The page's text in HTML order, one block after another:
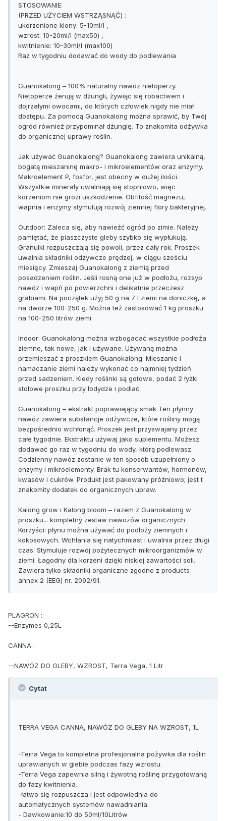
STOSOWANIE:
(PRZED UŻYCIEM WSTRZĄSNĄĆ) :
ukorzenione klony: 5-10ml/l ,
wzrost: 10-20ml/l (max50) ,
kwitnienie: 10-30ml/l (max100)
Raz w tygodniu dodawać do wody do podlewania
Guanokalong – 100% naturalny nawóz nietoperzy.
Nietoperze żerują w dżungli, żywiąc się robactwem i
dojrzałymi owocami, do których człowiek nigdy nie miał
dostępu. Za pomocą Guanokalong można sprawić, by Twój
ogród również przypominał dżunglę. To znakomita odżywka
do organicznej uprawy roślin.
Jak używać Guanokalong? Guanokalong zawiera unikalną,
bogatą mieszaninę makro- i mikroelementów oraz enzymy.
Makroelement P, fosfor, jest obecny w dużej ilości.
Wszystkie minerały uwalniają się stopniowo, więc
korzeniom nie grozi uszkodzenie. Obfitość magnezu,
wapnia i enzymy stymulują rozwój ziemnej flory bakteryjnej.
Outdoor: Zaleca się, aby nawieźć ogród po zimie. Należy
pamiętać, że piaszczyste gleby szybko się wypłukują.
Granulki rozpuszczają się powoli, przez cały rok. Proszek
uwalnia składniki odżywcze prędzej, w ciągu sześciu
miesięcy. Zmieszaj Guanokalong z ziemią przed
posadzeniem roślin. Jeśli rosną one już w podłożu, rozsyp
nawóz i wapń po powierzchni i delikatnie przeczesz
grabiami. Na początek użyj 50 g na 7 l ziemi na doniczkę, a
na dworze 100-250 g. Można też zastosować 1 kg proszku
na 100-250 litrów ziemi.
Indoor: Guanokalong można wzbogacać wszystkie podłoża
ziemne, tak nowe, jak i używane. Używaną można
przemieszać z proszkiem Guanokalong. Mieszanie i
namaczanie ziemi należy wykonać co najmniej tydzień
przed sadzeniem. Kiedy roślinki są gotowe, podać 2 łyżki
stołowe proszku przy łodydze i podlać.
Guanokalong – ekstrakt poprawiający smak Ten płynny
nawóz zawiera substancje odżywcze, które rośliny mogą
bezpośrednio wchłonąć. Proszek jest przyswajany przez
całe tygodnie. Ekstraktu używaj jako suplementu. Możesz
dodawać go raz w tygodniu do wody, którą podlewasz.
Codzienny nawóz zostanie w ten sposób uzupełniony o
enzymy i mikroelementy. Brak tu konserwantów, hormonów,
kwasów i cukrów. Produkt jest pakowany próżniowo; jest t
znakomity dodatek do organicznych upraw.
Kalong grow i Kalong bloom – razem z Guanokalong w
proszku... kompletny zestaw nawozów organicznych
Korzyści: płynu można używać do podłoży ziemnych i
kokosowych. Wchłania się natychmiast i uwalnia przez długi
czas. Stymuluje rozwój pożytecznych mikroorganizmów w
ziemi. Łagodny dla korzeni dzięki niskiej zawartości soli.
Zawiera tylko składniki organiczne zgodne z products
annex 2 (EEG) nr. 2092/91.
PLAGRON :
--Enzymes 0,25L
CANNA :
--NAWÓZ DO GLEBY, WZROST, Terra Vega, 1 Litr
Cytat
TERRA VEGA CANNA, NAWÓZ DO GLEBY NA WZROST, 1L
-Terra Vega to kompletna profesjonalna pożywka dla roślin
uprawianych w glebie podczas fazy wzrostu.
-Terra Vega zapewnia silną i żywotną roślinę przygotowaną
do fazy kwitnienia.
-łatwo się rozpuszcza i jest odpowiednia do
automatycznych systemów nawadniania.
- Dawkowanie:10 do 50ml/10Litrów